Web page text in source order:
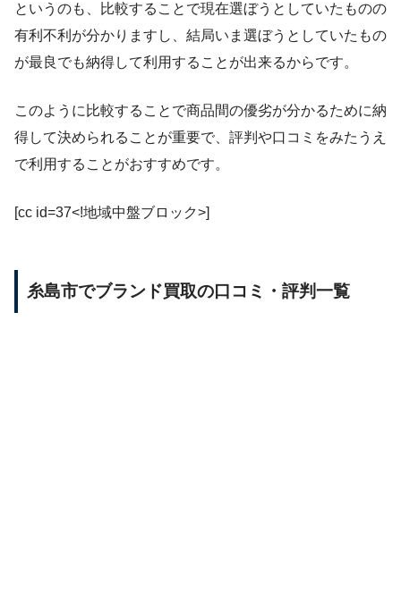
というのも、比較することで現在選ぼうとしていたものの
有利不利が分かりますし、結局いま選ぼうとしていたもの
が最良でも納得して利用することが出来るからです。
このように比較することで商品間の優劣が分かるために納
得して決められることが重要で、評判や口コミをみたうえ
で利用することがおすすめです。
[cc id=37<!地域中盤ブロック>]
糸島市でブランド買取の口コミ・評判一覧